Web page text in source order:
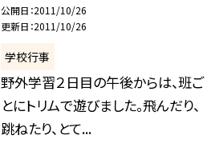
公開日 2011/10/26
更新日 2011/10/26
学校行事
野外学習２日目の午後からは、班ご
とにトリムで遊びました。飛んだり、
跳ねたり、とて...